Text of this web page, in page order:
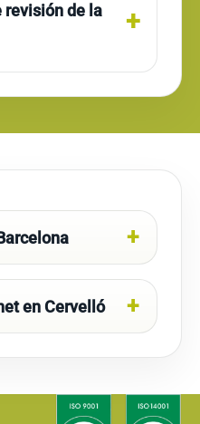
revisión de la
en Cervelló